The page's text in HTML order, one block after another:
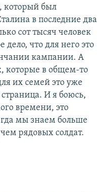
который был
в последние два
сот тысяч человек
дело, что для него это
кампании. А
которые в общем-то
их семей это уже
страница. И я боюсь,
времени, это
мы знаем больше
рядовых солдат.